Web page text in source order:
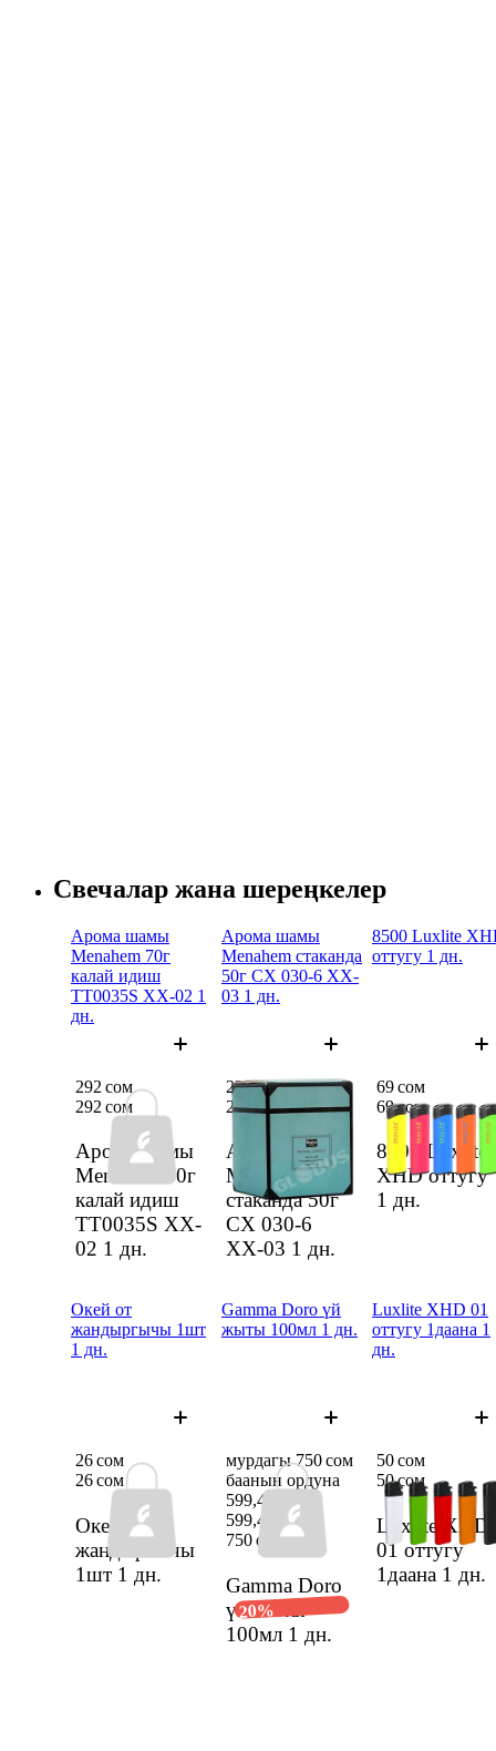
Свечалар жана шереңкелер
Арома шамы
Menahem 70г
калай идиш
TT0035S XX-02 1
дн.
Арома шамы
Menahem 70г
калай идиш
TT0035S XX-
02 1 дн.
292 сом
292 сом
Арома шамы
Menahem стаканда
50г CX 030-6 XX-
03 1 дн.
Арома шамы
Menahem
стаканда 50г
CX 030-6
XX-03 1 дн.
228 сом
228 сом
8500 Luxlite
оттугу 1 дн.
8500 Luxlite
XHD оттугу
1 дн.
69 сом
69 сом
Окей от
жандыргычы 1шт
1 дн.
Окей от
жандыргычы
1шт 1 дн.
26 сом
26 сом
Gamma Doro үй
жыты 100мл 1 дн.
Gamma Doro
үй жыты
100мл 1 дн.
мурдагы 750 сом
баанын ордуна
599,47 сом
599,47 сом
750 сом
20%
Luxlite XHD 01
оттугу 1даана 1
дн.
Luxlite XHD
01 оттугу
1даана 1 дн.
50 сом
50 сом